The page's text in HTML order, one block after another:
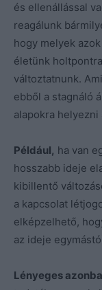
és ellenállással
reagálunk
hogy melyek
életünk
változtatnunk.
ebből a stagnáló
alapokra
Például, ha van
hosszabb ideje
kibillentő
a kapcsolat
elképzelhető,
az ideje
Lényeges